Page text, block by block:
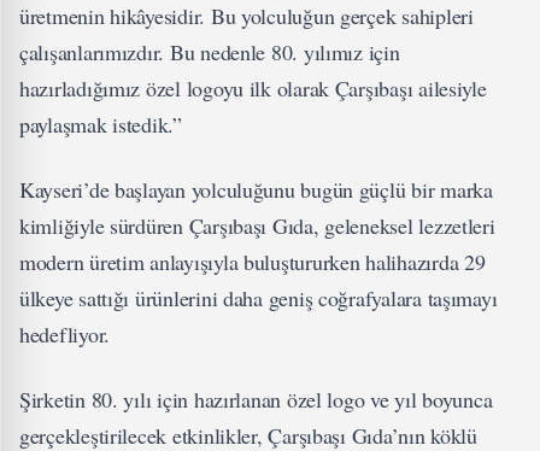
üretmenin hikâyesidir. Bu yolculuğun gerçek sahipleri
çalışanlarımızdır. Bu nedenle 80. yılımız için
hazırladığımız özel logoyu ilk olarak Çarşıbaşı ailesiyle
paylaşmak istedik.”
Kayseri’de başlayan yolculuğunu bugün güçlü bir marka
kimliğiyle sürdüren Çarşıbaşı Gıda, geleneksel lezzetleri
modern üretim anlayışıyla buluştururken halihazırda 29
ülkeye sattığı ürünlerini daha geniş coğrafyalara taşımayı
hedefliyor.
Şirketin 80. yılı için hazırlanan özel logo ve yıl boyunca
gerçekleştirilecek etkinlikler, Çarşıbaşı Gıda’nın köklü